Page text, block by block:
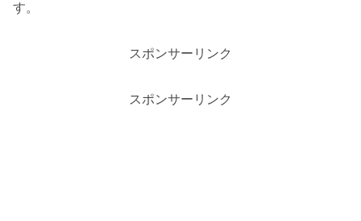
す。
スポンサーリンク
スポンサーリンク